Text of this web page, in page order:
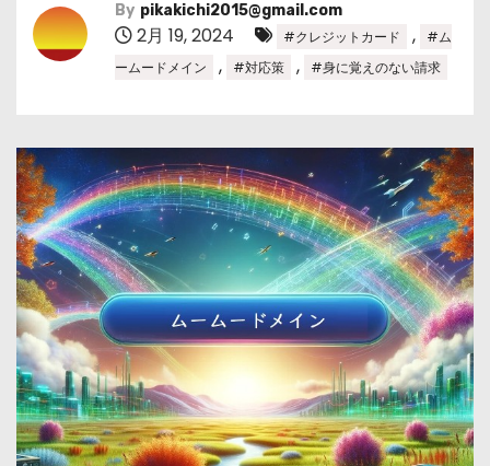
By pikakichi2015@gmail.com
2月 19, 2024 #クレジットカード ,
#ム
ームードメイン
, #対応策 , #身に覚えのない請求